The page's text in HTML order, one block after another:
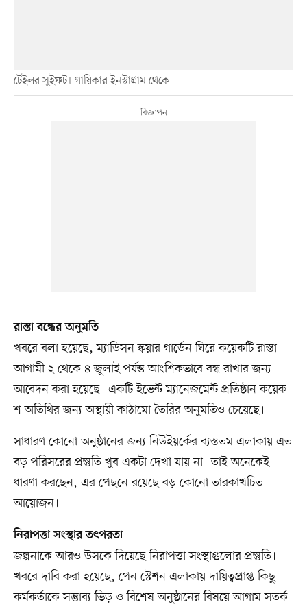
টেইলর সুইফট। গায়িকার ইনস্টাগ্রাম থেকে
রাস্তা বন্ধের অনুমতি
খবরে বলা হয়েছে, ম্যাডিসন স্কয়ার গার্ডেন ঘিরে কয়েকটি রাস্তা
আগামী ২ থেকে ৪ জুলাই পর্যন্ত আংশিকভাবে বন্ধ রাখার জন্য
আবেদন করা হয়েছে। একটি ইভেন্ট ম্যানেজমেন্ট প্রতিষ্ঠান কয়েক
শ অতিথির জন্য অস্থায়ী কাঠামো তৈরির অনুমতিও চেয়েছে।
সাধারণ কোনো অনুষ্ঠানের জন্য নিউইয়র্কের ব্যস্ততম এলাকায় এত
বড় পরিসরের প্রস্তুতি খুব একটা দেখা যায় না। তাই অনেকেই
ধারণা করছেন, এর পেছনে রয়েছে বড় কোনো তারকাখচিত
আয়োজন।
নিরাপত্তা সংস্থার তৎপরতা
জল্পনাকে আরও উসকে দিয়েছে নিরাপত্তা সংস্থাগুলোর প্রস্তুতি।
খবরে দাবি করা হয়েছে, পেন স্টেশন এলাকায় দায়িত্বপ্রাপ্ত কিছু
কর্মকর্তাকে সম্ভাব্য ভিড় ও বিশেষ অনুষ্ঠানের বিষয়ে আগাম সতর্ক